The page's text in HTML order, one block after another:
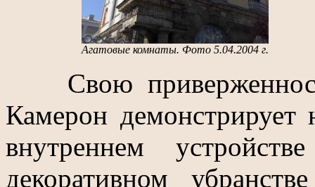
Агатовые комнаты. Фото 5.04.2004 г.
Свою
Камерон
внутреннем
декоративном